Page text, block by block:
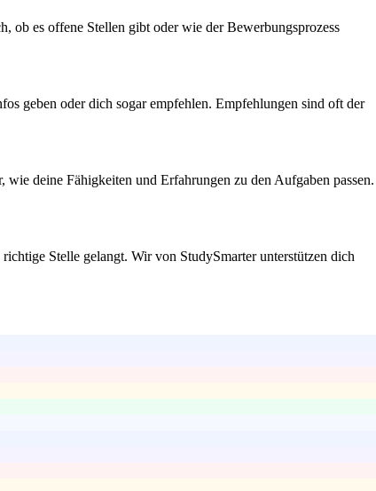
ob es offene Stellen gibt oder wie der Bewerbungsprozess
geben oder dich sogar empfehlen. Empfehlungen sind oft der
deine Fähigkeiten und Erfahrungen zu den Aufgaben passen.
Stelle gelangt. Wir von StudySmarter unterstützen dich